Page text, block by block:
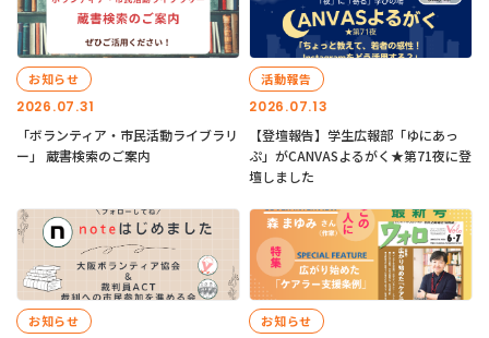
2026.07.31
お知らせ
「ボランティア・市民活動ライブラリ
ー」 蔵書検索のご案内
2026.07.13
活動報告
【登壇報告】学生広報部「ゆにあっ
ぷ」がCANVASよるがく★第71夜に登
壇しました
お知らせ お知らせ